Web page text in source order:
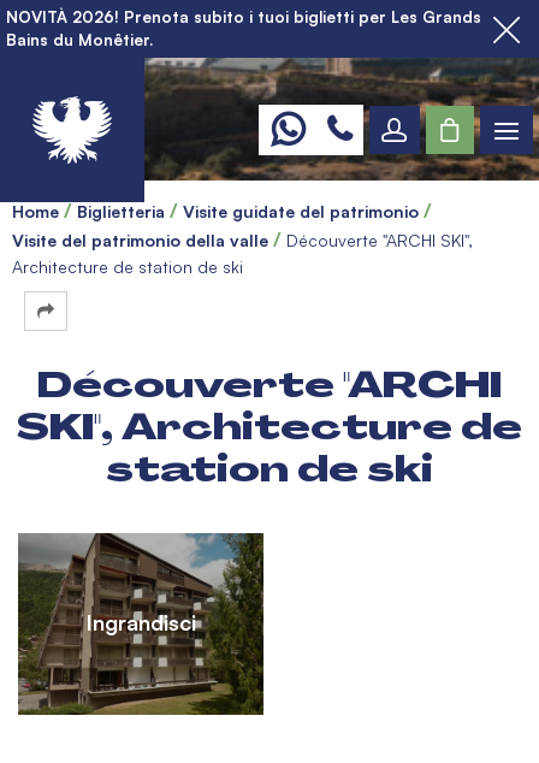
NOVITÀ 2026! Prenota subito i tuoi biglietti per Les Grands
Bains du Monêtier.
Home Biglietteria
Visite guidate del patrimonio
Visite del patrimonio della valle
Découverte "ARCHI SKI",
Architecture de station de ski
Découverte "ARCHI
SKI", Architecture de
station de ski
Ingrandisci